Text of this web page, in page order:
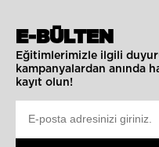
E-BÜLTEN
Eğitimlerimizle ilgili
kampanyalardan anında
kayıt olun!